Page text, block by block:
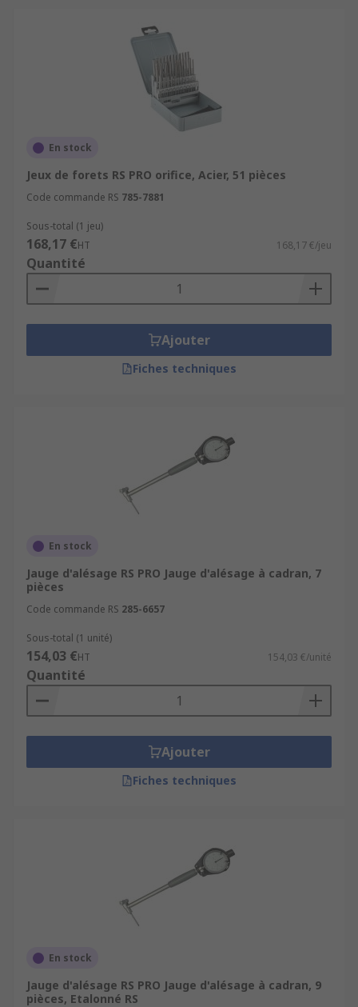
En stock
Jeux de forets RS PRO orifice, Acier, 51 pièces
Code commande RS 785-7881
Sous-total (1 jeu)
168,17 €HT 168,17 €/jeu
Quantité
Ajouter
Fiches techniques
En stock
Jauge d'alésage RS PRO Jauge d'alésage à cadran, 7
pièces
Code commande RS 285-6657
Sous-total (1 unité)
154,03 €HT 154,03 €/unité
Quantité
Ajouter
Fiches techniques
En stock
Jauge d'alésage RS PRO Jauge d'alésage à cadran, 9
pièces, Etalonné RS